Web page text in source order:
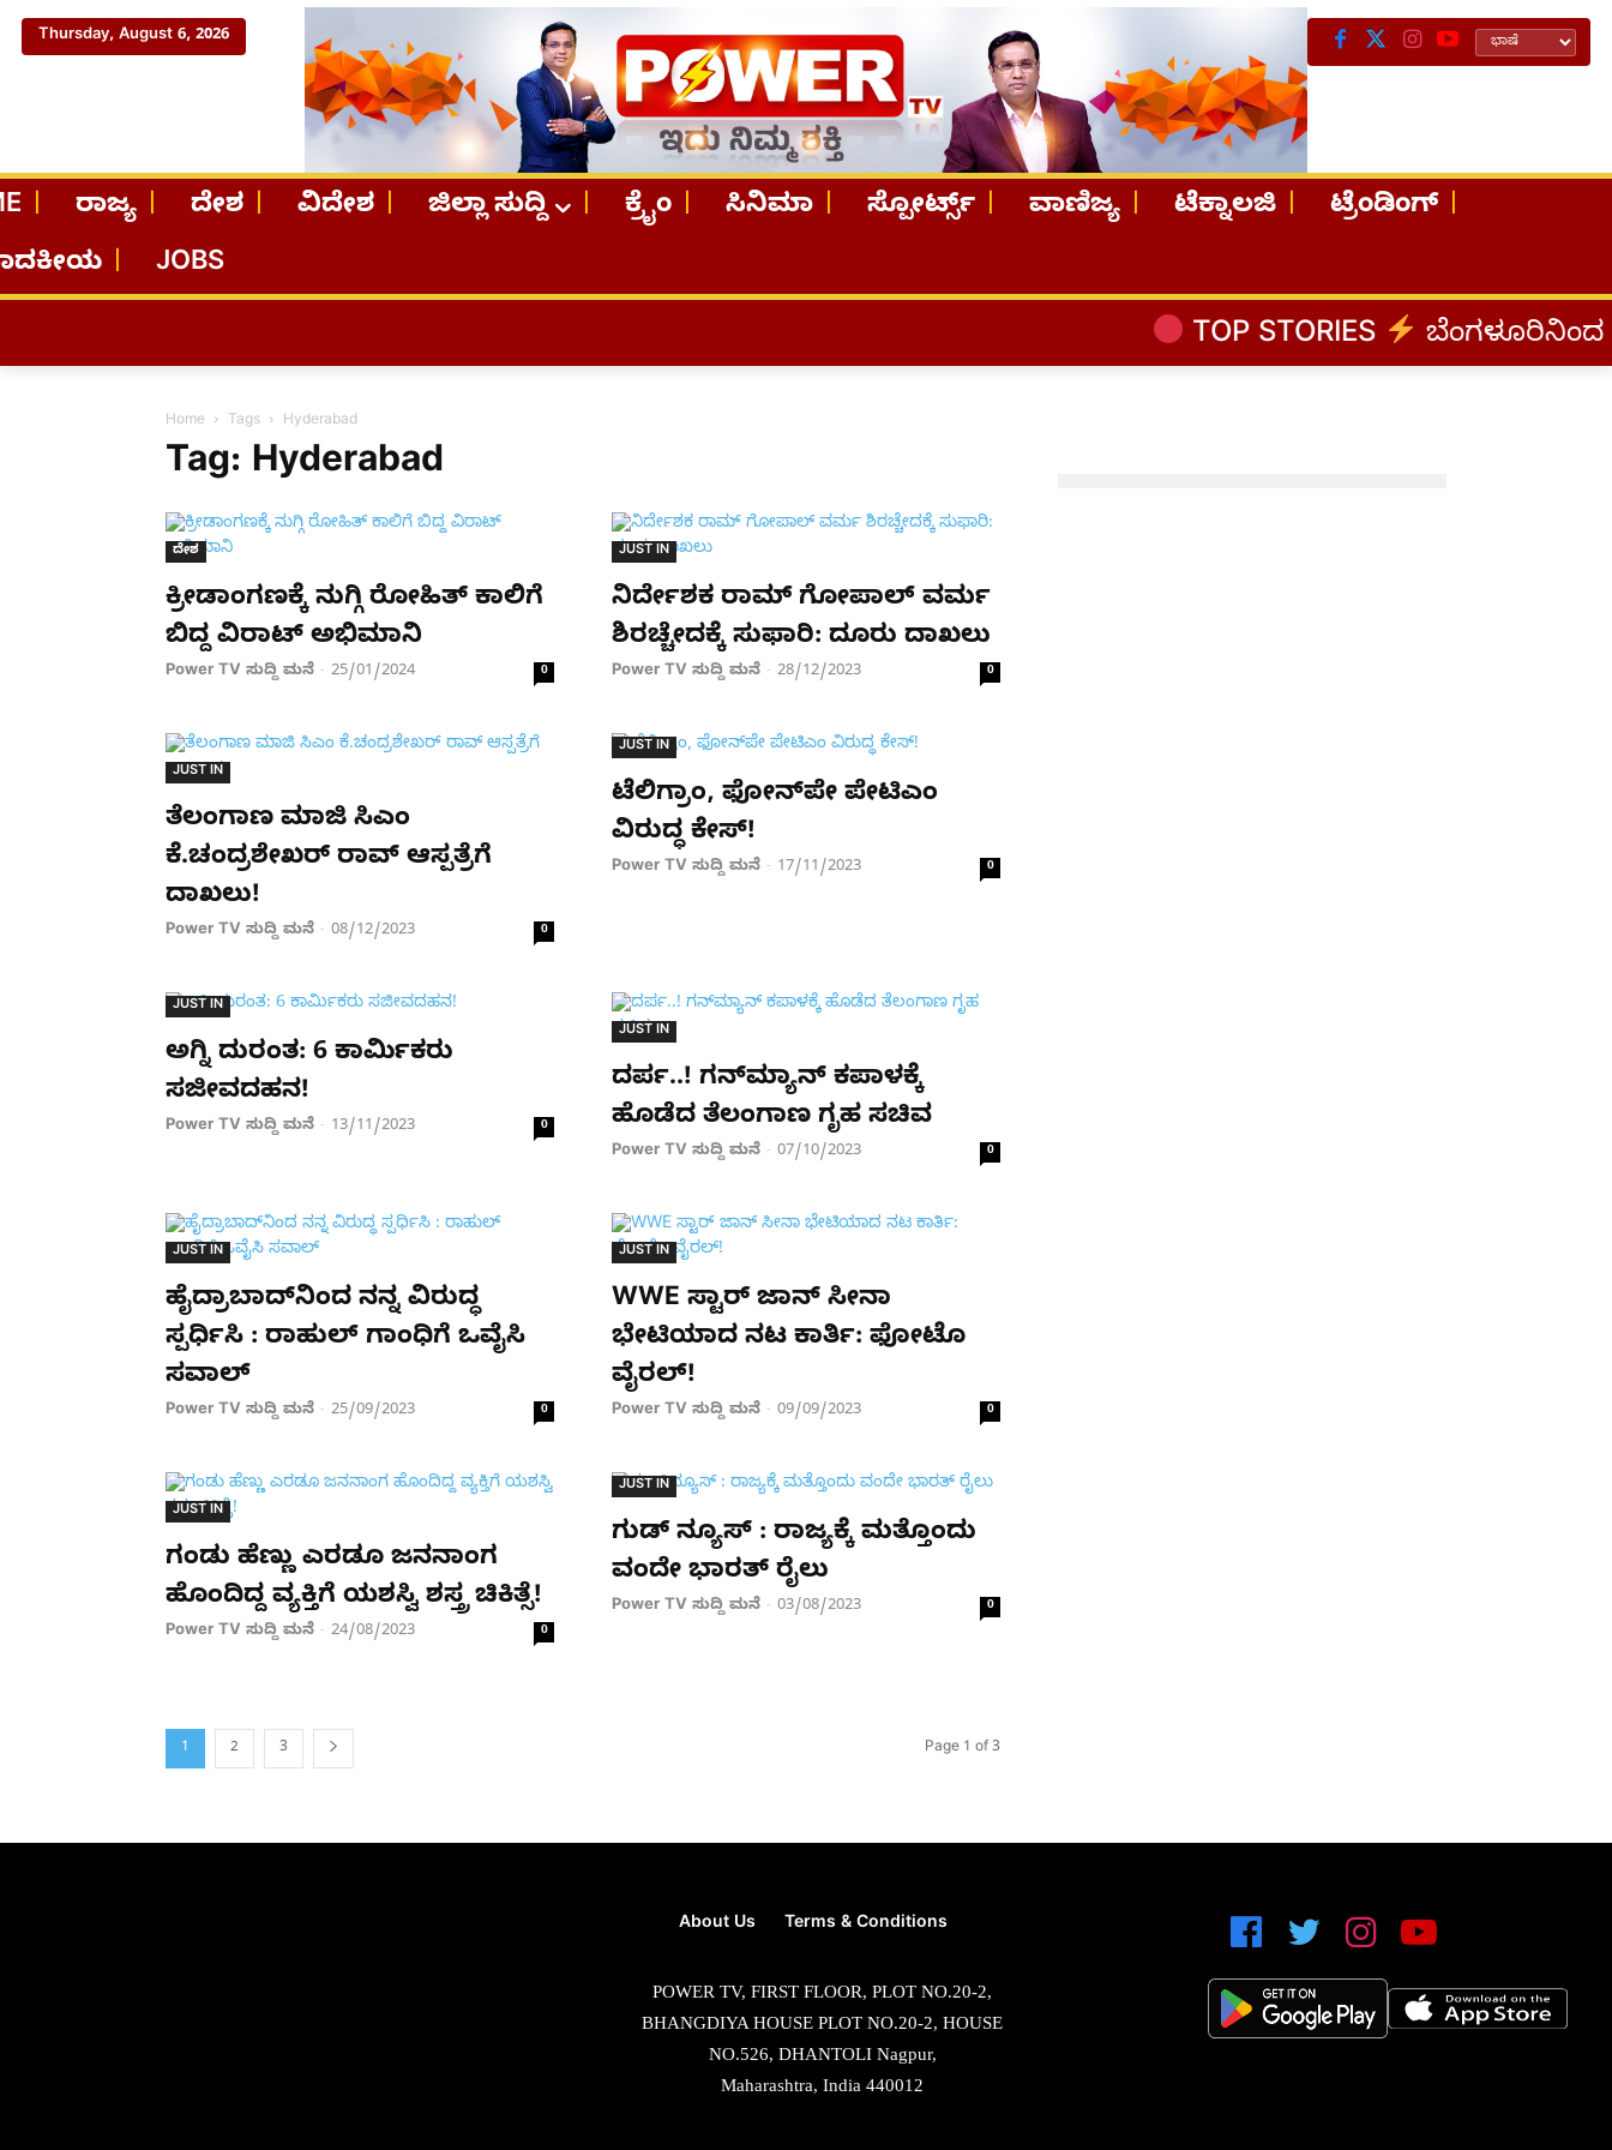
Thursday, August 6, 2026
ರಾಜ್ಯ ದೇಶ ವಿದೇಶ ಜಿಲ್ಲಾ ಸುದ್ದಿ ಕ್ರೈಂ ಸಿನಿಮಾ ಸ್ಪೋರ್ಟ್ಸ್ ವಾಣಿಜ್ಯ ಟೆಕ್ನಾಲಜಿ
ಟ್ರೆಂಡಿಂಗ್
JOBS
TOP STORIES ಬೆಂಗಳೂರಿನಿಂದ
Home Tags Hyderabad
Tag: Hyderabad
ದೇಶ
ಕ್ರೀಡಾಂಗಣಕ್ಕೆ ನುಗ್ಗಿ ರೋಹಿತ್ ಕಾಲಿಗೆ
ಬಿದ್ದ ವಿರಾಟ್ ಅಭಿಮಾನಿ
Power TV ಸುದ್ದಿ ಮನೆ - 25/01/2024 0
JUST IN
ನಿರ್ದೇಶಕ ರಾಮ್​ ಗೋಪಾಲ್​ ವರ್ಮ
ಶಿರಚ್ಚೇದಕ್ಕೆ ಸುಫಾರಿ: ದೂರು ದಾಖಲು
Power TV ಸುದ್ದಿ ಮನೆ - 28/12/2023 0
JUST IN
ತೆಲಂಗಾಣ ಮಾಜಿ ಸಿಎಂ
ಕೆ.ಚಂದ್ರಶೇಖರ್​ ರಾವ್​ ಆಸ್ಪತ್ರೆಗೆ
ದಾಖಲು!
Power TV ಸುದ್ದಿ ಮನೆ - 08/12/2023 0
JUST IN
ಟೆಲಿಗ್ರಾಂ, ಫೋನ್‌ಪೇ ಪೇಟಿಎಂ
ವಿರುದ್ಧ ಕೇಸ್‌!
Power TV ಸುದ್ದಿ ಮನೆ - 17/11/2023 0
JUST IN
ಅಗ್ನಿ ದುರಂತ: 6 ಕಾರ್ಮಿಕರು
ಸಜೀವದಹನ!
Power TV ಸುದ್ದಿ ಮನೆ - 13/11/2023 0
JUST IN
ದರ್ಪ..! ಗನ್​ಮ್ಯಾನ್​ ಕಪಾಳಕ್ಕೆ
ಹೊಡೆದ ತೆಲಂಗಾಣ ಗೃಹ ಸಚಿವ
Power TV ಸುದ್ದಿ ಮನೆ - 07/10/2023 0
JUST IN
ಹೈದ್ರಾಬಾದ್​ನಿಂದ ನನ್ನ ವಿರುದ್ಧ
ಸ್ಪರ್ಧಿಸಿ : ರಾಹುಲ್ ಗಾಂಧಿಗೆ ಒವೈಸಿ
ಸವಾಲ್
Power TV ಸುದ್ದಿ ಮನೆ - 25/09/2023 0
JUST IN
WWE ಸ್ಟಾರ್ ಜಾನ್ ಸೀನಾ
ಭೇಟಿಯಾದ ನಟ ಕಾರ್ತಿ: ಫೋಟೊ
ವೈರಲ್​!
Power TV ಸುದ್ದಿ ಮನೆ - 09/09/2023 0
JUST IN
ಗಂಡು ಹೆಣ್ಣು ಎರಡೂ ಜನನಾಂಗ
ಹೊಂದಿದ್ದ ವ್ಯಕ್ತಿಗೆ ಯಶಸ್ವಿ ಶಸ್ತ್ರ ಚಿಕಿತ್ಸೆ!
Power TV ಸುದ್ದಿ ಮನೆ - 24/08/2023 0
JUST IN
ಗುಡ್​ ನ್ಯೂಸ್ : ರಾಜ್ಯಕ್ಕೆ ಮತ್ತೊಂದು
ವಂದೇ ಭಾರತ್ ರೈಲು
Power TV ಸುದ್ದಿ ಮನೆ - 03/08/2023 0
1 2 3 Page 1 of 3
About Us Terms & Conditions
POWER TV, FIRST FLOOR, PLOT NO.20-2,
BHANGDIYA HOUSE PLOT NO.20-2, HOUSE
NO.526, DHANTOLI Nagpur,
Maharashtra, India 440012